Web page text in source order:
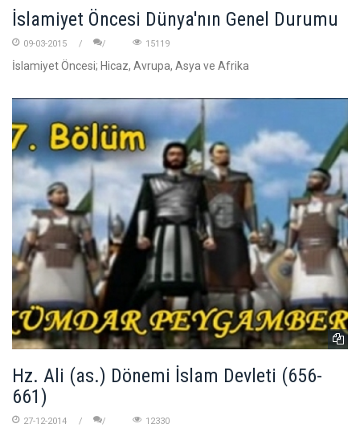
İslamiyet Öncesi Dünya'nın Genel Durumu
09-03-2015 15119
İslamiyet Öncesi; Hicaz, Avrupa, Asya ve Afrika
Hz. Ali (as.) Dönemi İslam Devleti (656-
661)
27-12-2014 12330